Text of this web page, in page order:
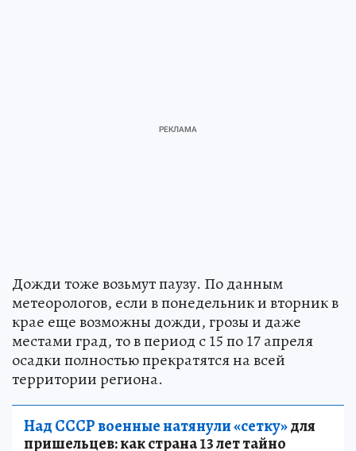
Дожди тоже возьмут паузу. По данным
метеорологов, если в понедельник и вторник в
крае еще возможны дожди, грозы и даже
местами град, то в период с 15 по 17 апреля
осадки полностью прекратятся на всей
территории региона.
Над СССР военные натянули «сетку»для
пришельцев: как страна 13 лет тайно